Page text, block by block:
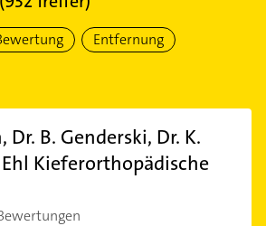
Entfernung
Dr. B. Genderski, Dr. K.
Ehl Kieferorthopädische